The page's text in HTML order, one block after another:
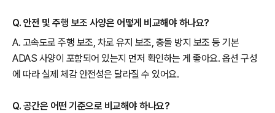
Q. 안전 및 주행 보조 사양은 어떻게 비교해야 하나요?
A. 고속도로 주행 보조, 차로 유지 보조, 충돌 방지 보조 등 기본
ADAS 사양이 포함되어 있는지 먼저 확인하는 게 좋아요. 옵션 구성
에 따라 실제 체감 안전성은 달라질 수 있어요.
Q. 공간은 어떤 기준으로 비교해야 하나요?